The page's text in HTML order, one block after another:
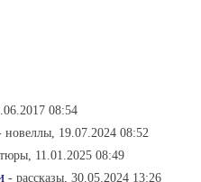
08:54
новеллы, 19.07.2024 08:52
11.01.2025 08:49
- рассказы, 30.05.2024 13:26